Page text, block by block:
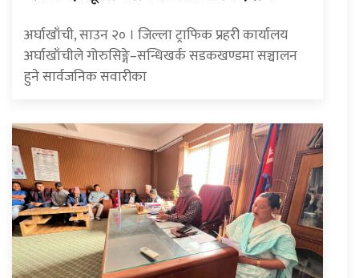
अर्घाखाँची, साउन २० । जिल्ला ट्राफिक प्रहरी कार्यालय
अर्घाखाँचीले गोरुसिङ्गे–सन्धिखर्क सडकखण्डमा सञ्चालन
हुने सार्वजनिक सवारीका